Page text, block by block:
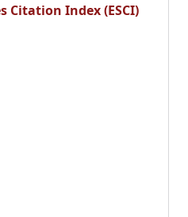
Citation Index (ESCI)